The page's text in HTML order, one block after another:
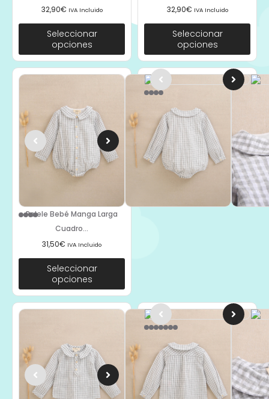
32,90€ IVA Incluido
Seleccionar
opciones
32,90€ IVA Incluido
Seleccionar
opciones
Pelele Bebé Manga Larga
Cuadro...
31,50€ IVA Incluido
Seleccionar
opciones
Camisa Niño Manga Larga
Cuadro...
29,90
€ IVA Incluido
Seleccionar
opciones
Camisa Bebé Manga Larga
Cuadro...
26,90€ IVA Incluido
Seleccionar
opciones